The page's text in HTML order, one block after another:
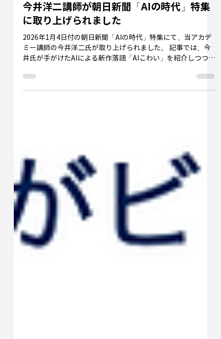
今井洋二講師が朝日新聞「AIの時代」特集
に取り上げられました
2026年1月4日付の朝日新聞「AIの時代」特集にて、当アカデ
ミー講師の今井洋二氏が取り上げられました。 記事では、今
井氏が手がけたAIによる新作落語「AIこわい」を紹介しつつ、
ています。 AIが完璧な論理を導き出す一方で、今井氏は「人
間の弱さや不完全さ、非合理な部分にこそ100年先も通じる笑
https://www.asahi.com/articles/DA3S16375377.html?
fbclid=IwY2xjawPJiAdleHRuA2FlbQIxMABicmlkETFJSGltVVI
3UmRLRjBYbHVkc3J0YwZhcHBfaWQQMjIyMDM5MTc4ODI
wMDg5MgABHly_64sKA-IW3Pq5jRVHW9jLrr1h9y51